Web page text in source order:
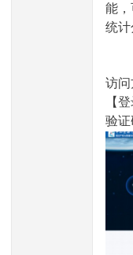
能，
统计
访
【
验证